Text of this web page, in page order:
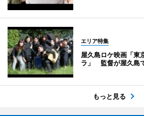
エリア特集
屋久島ロケ映画「東
ラ」 監督が屋久島
もっと見る